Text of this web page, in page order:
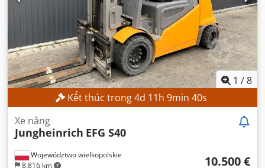
1 /8
Kết thúc trong4d 11h 9min 38s
Województwo wielkopolskie
8.816 km
Xe nâng
Jungheinrich EFG S40
10.500 €